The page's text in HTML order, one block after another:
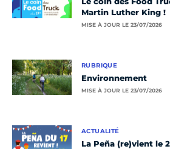
Martin Luther King !
MISE À JOUR LE 23/07/2026
RUBRIQUE
Environnement
MISE À JOUR LE 23/07/2026
ACTUALITÉ
La Peña (re)vient le